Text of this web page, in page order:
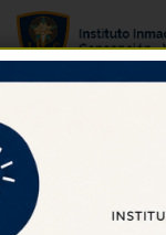
WhatsApp
9.40.30 AM